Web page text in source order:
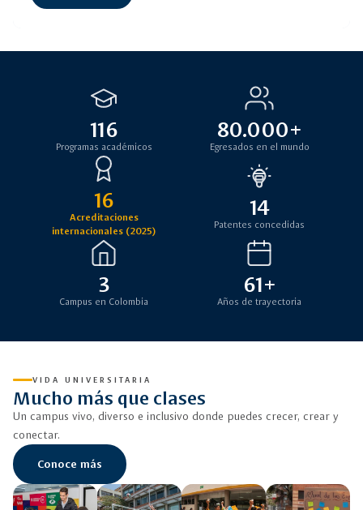
116
Programas académicos
80.000+
Egresados en el mundo
16
Acreditaciones
internacionales (2025)
14
Patentes concedidas
3
Campus en Colombia
61+
Años de trayectoria
VIDA UNIVERSITARIA
Mucho más que clases
Un campus vivo, diverso e inclusivo donde puedes crecer, crear y
conectar.
Conoce más